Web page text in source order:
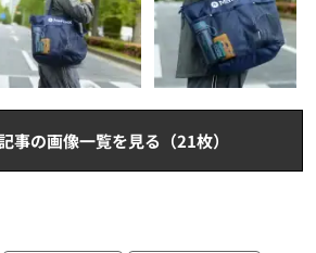
事の画像一覧を見る（21枚）